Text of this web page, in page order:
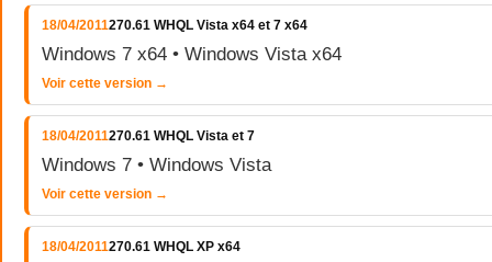
18/04/2011270.61 WHQL Vista x64 et 7 x64
Windows 7 x64 • Windows Vista x64
Voir cette version →
18/04/2011270.61 WHQL Vista et 7
Windows 7 • Windows Vista
Voir cette version →
18/04/2011270.61 WHQL XP x64